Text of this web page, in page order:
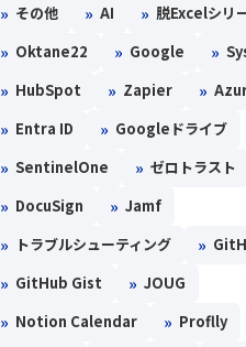
» その他 » AI » 脱Excelシリ
» Oktane22 » Google »
» HubSpot » Zapier »
» Entra ID » Googleドライブ
» SentinelOne » ゼロトラスト
» DocuSign » Jamf
» トラブルシューティング »
» GitHub Gist » JOUG
» Notion Calendar » Proflly